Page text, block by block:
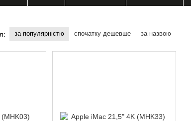
за популярністю спочатку дешевше за назвою